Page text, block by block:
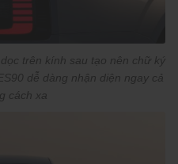
trên kính sau tạo nên chữ ký
dễ dàng nhận diện ngay cả
cách xa